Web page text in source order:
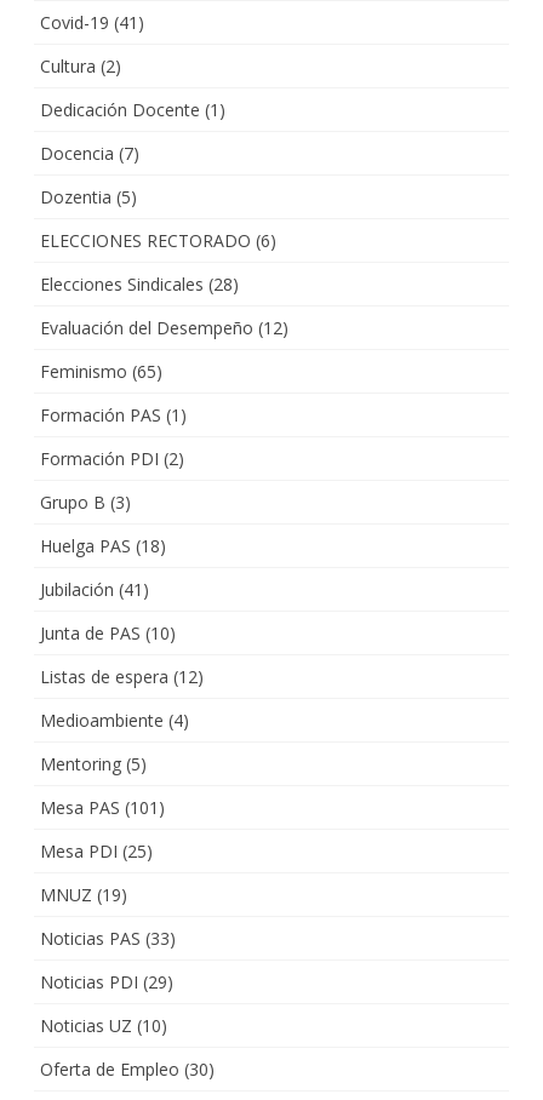
Covid-19 (41)
Cultura (2)
Dedicación Docente (1)
Docencia (7)
Dozentia (5)
ELECCIONES RECTORADO (6)
Elecciones Sindicales (28)
Evaluación del Desempeño (12)
Feminismo (65)
Formación PAS (1)
Formación PDI (2)
Grupo B (3)
Huelga PAS (18)
Jubilación (41)
Junta de PAS (10)
Listas de espera (12)
Medioambiente (4)
Mentoring (5)
Mesa PAS (101)
Mesa PDI (25)
MNUZ (19)
Noticias PAS (33)
Noticias PDI (29)
Noticias UZ (10)
Oferta de Empleo (30)